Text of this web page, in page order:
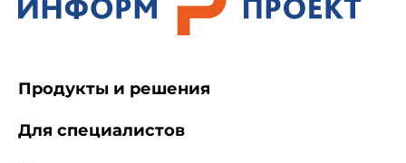
Продукты и решения
Для специалистов